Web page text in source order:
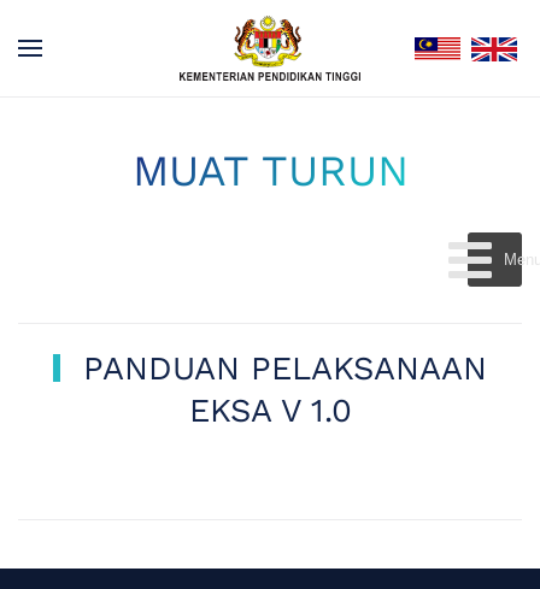
MUAT TURUN
PANDUAN PELAKSANAAN
EKSA V 1.0
EKSA V 1.0
MUAT TURUN